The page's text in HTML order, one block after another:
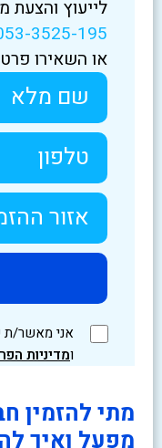
לייעוץ והצעת
3525-195
או השאירו
אני מאשר/ת
ומדיניות
מתי להזמין
מפעל ואיך